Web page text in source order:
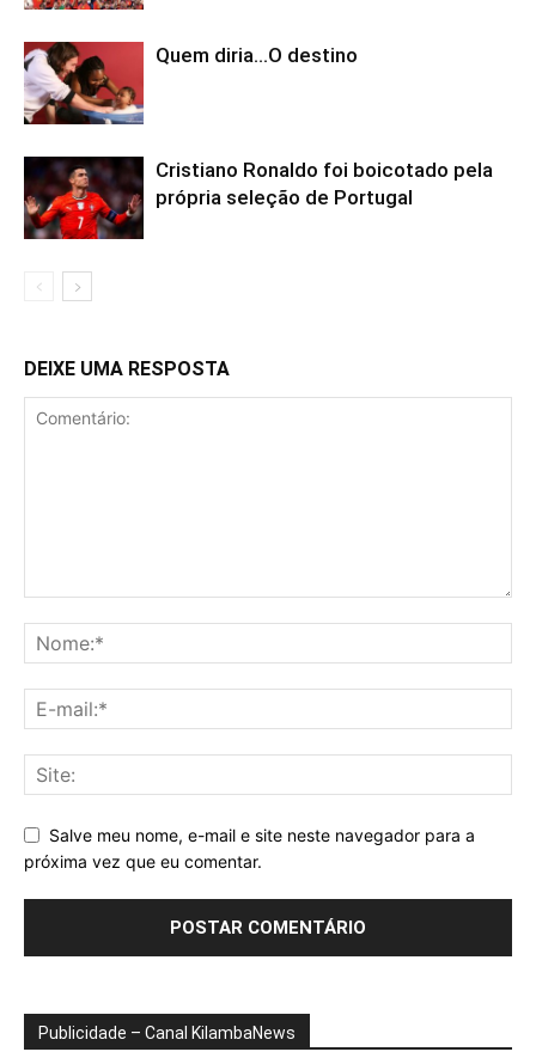
Quem diria…O destino
Cristiano Ronaldo foi boicotado pela
própria seleção de Portugal
DEIXE UMA RESPOSTA
Salve meu nome, e-mail e site neste navegador para a
próxima vez que eu comentar.
Publicidade – Canal KilambaNews